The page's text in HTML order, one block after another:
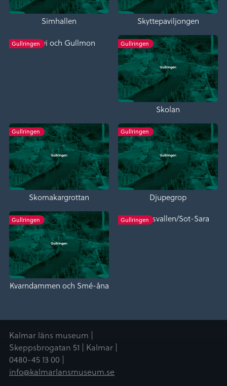
Simhallen Skyttepaviljongen
Gullringen
Gullevi och Gullmon Gullringen
Skolan
Gullringen
Skomakargrottan
Gullringen
Djupegrop
Gullringen
Kvarndammen och Smé-åna
Gullringen
Järnvägsvallen/Sot-Sara
Kalmar läns museum |
Skeppsbrogatan 51 | Kalmar |
0480-45 13 00 |
info@kalmarlansmuseum.se